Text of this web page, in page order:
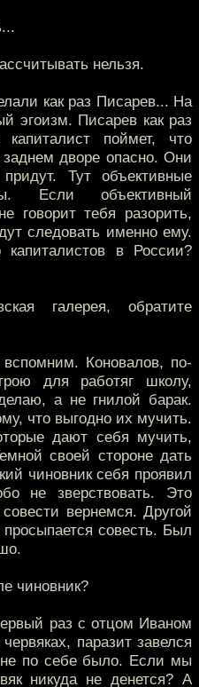
нельзя.
как раз Писарев... На
эгоизм. Писарев как раз
поймет, что
дворе опасно. Они
Тут объективные
Если объективный
говорит тебя разорить,
следовать именно ему.
в России?
галерея, обратите
Коновалов, по-
для работяг школу,
а не гнилой барак.
что выгодно их мучить.
дают себя мучить,
своей стороне дать
чиновник себя проявил
не зверствовать. Это
вернемся. Другой
совесть. Был
чиновник?
раз с отцом Иваном
паразит завелся
по себе было. Если мы
никуда не денется? А